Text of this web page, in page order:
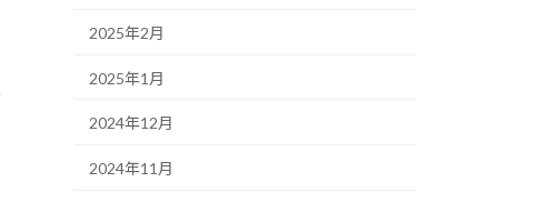
2025年2月
2025年1月
2024年12月
2024年11月